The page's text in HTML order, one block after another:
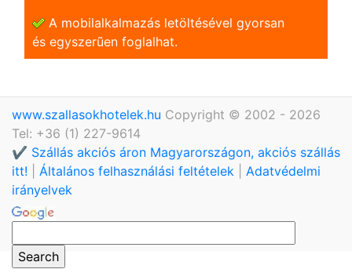
A mobilalkalmazás letöltésével gyorsan
és egyszerũen foglalhat.
www.szallasokhotelek.hu Copyright © 2002 - 2026
Tel: +36 (1) 227-9614
✔️ Szállás akciós áron Magyarországon, akciós szállás
itt!
Általános felhasználási feltételek
Adatvédelmi
irányelvek